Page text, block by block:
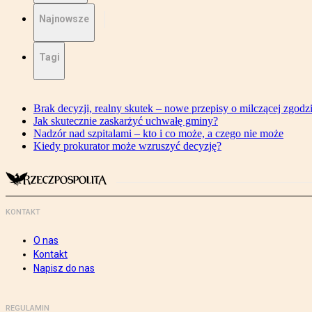
Najnowsze
Tagi
Brak decyzji, realny skutek – nowe przepisy o milczącej
Jak skutecznie zaskarżyć uchwałę gminy?
Nadzór nad szpitalami – kto i co może, a czego nie może
Kiedy prokurator może wzruszyć decyzję?
KONTAKT
O nas
Kontakt
Napisz do nas
REGULAMIN